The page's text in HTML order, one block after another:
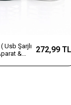
Usb Şarjlı
&
272,99 TL